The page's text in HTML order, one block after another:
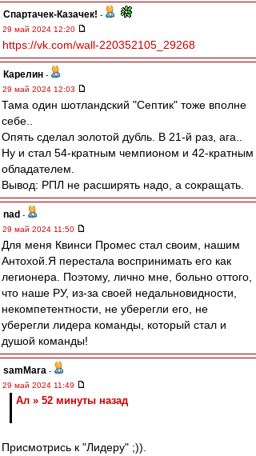
Спартачек-Казачек! -
29 май 2024 12:20
https://vk.com/wall-220352105_29268
Карелин -
29 май 2024 12:03
Тама один шотландский "Септик" тоже вполне
себе..
Опять сделал золотой дубль. В 21-й раз, ага..
Ну и стал 54-кратным чемпионом и 42-кратным
обладателем.
Вывод: РПЛ не расширять надо, а сокращать.
nad -
29 май 2024 11:50
Для меня Квинси Промес стал своим, нашим
Антохой.Я перестала воспринимать его как
легионера. Поэтому, лично мне, больно оттого,
что наше РУ, из-за своей недальновидности,
некомпетентности, не уберегли его, не
уберегли лидера команды, который стал и
душой команды!
samMara -
29 май 2024 11:49
Ал » 52 минуты назад
Присмотрись к "Лидеру" ;)).